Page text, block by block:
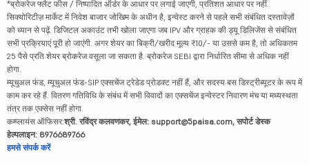
*ब्रोकरेज फ्लैट फीस / निष्पादित ऑर्डर के आधार पर लगाई जाएगी, प्रतिशत आधार पर नहीं.
सिक्योरिटीज़ मार्केट में निवेश बाजार जोखिम के अधीन है, इन्वेस्ट करने से पहले सभी संबंधित दस्तावेज़ों
को ध्यान से पढ़ें. डिजिटल अकाउंट तभी खोला जाएगा जब IPV और ग्राहक की ड्यू डिलिजेंस से संबंधित
सभी प्रक्रियाएं पूरी हो जाएंगी. अगर शेयर का बिक्री/खरीद मूल्य ₹10/- या उससे कम है, तो अधिकतम
25 पैसे प्रति शेयर ब्रोकरेज वसूला जा सकता है. ब्रोकरेज SEBI द्वारा निर्धारित सीमा से अधिक नहीं
होगा.
म्यूचुअल फंड, म्यूचुअल फंड-SIP एक्सचेंज ट्रेडेड प्रोडक्ट नहीं हैं, और सदस्य बस डिस्ट्रीब्यूटर के रूप में
काम कर रहे हैं. वितरण गतिविधि के संबंध में सभी विवादों का एक्सचेंज इन्वेस्टर निवारण मंच या मध्यस्थता
तंत्र तक एक्सेस नहीं होगा.
कम्प्लायंस ऑफिसर:श्री. रविंद्र कलवणकर, ईमेल: support@5paisa.com, सपोर्ट डेस्क
हेल्पलाइन: 8976689766
हमसे संपर्क करें